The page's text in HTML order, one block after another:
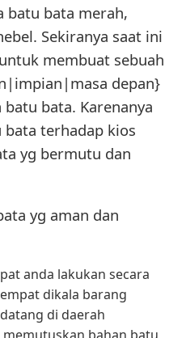
batu bata merah,
Sekiranya saat ini
membuat sebuah
depan}
bata. Karenanya
bata terhadap kios
yg bermutu dan
yg aman dan
anda lakukan secara
dikala barang
di daerah